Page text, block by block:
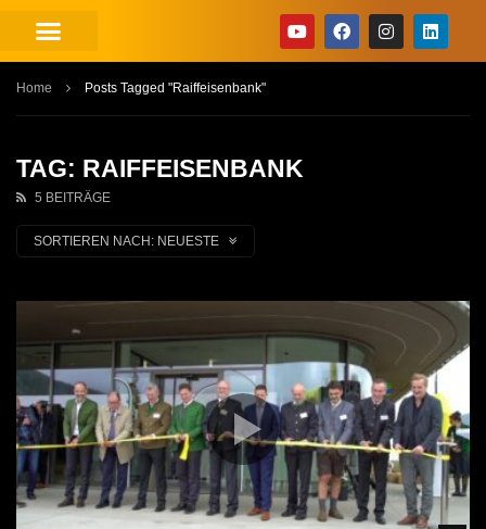
Home Posts Tagged "Raiffeisenbank"
TAG: RAIFFEISENBANK
5 BEITRÄGE
SORTIEREN NACH: NEUESTE